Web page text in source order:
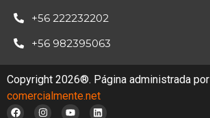
+56 222232202
+56 982395063
Copyright 2026®. Página administrada por
comercialmente.net